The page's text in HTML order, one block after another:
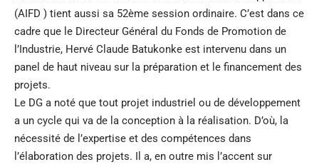
(AIFD ) tient aussi sa 52ème session ordinaire. C’est dans ce
cadre que le Directeur Général du Fonds de Promotion de
l’Industrie, Hervé Claude Batukonke est intervenu dans un
panel de haut niveau sur la préparation et le financement des
projets.
Le DG a noté que tout projet industriel ou de développement
a un cycle qui va de la conception à la réalisation. D’où, la
nécessité de l’expertise et des compétences dans
l’élaboration des projets. Il a, en outre mis l’accent sur